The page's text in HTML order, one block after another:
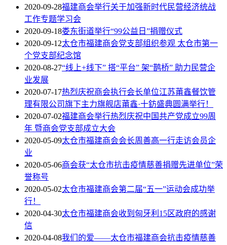
2020-09-28福建商会举行关于加强新时代民营经济统战
工作专题学习会
2020-09-18娄东街道举行“99公益日”捐赠仪式
2020-09-12太仓市福建商会党支部组织参观 太仓市第一
个党支部纪念馆
2020-08-27“线上+线下” 搭“平台” 架“鹊桥” 助力民营企
业发展
2020-07-17热烈庆祝商会执行会长单位江苏莆鑫餐饮管
理有限公司旗下主力旗舰店莆鑫·十鈁盛典圆满举行！
2020-07-02福建商会举行热烈庆祝中国共产党成立99周
年 暨商会党支部成立大会
2020-05-09太仓市福建商会会长周善高一行走访会员企
业
2020-05-06商会获“太仓市抗击疫情慈善捐赠先进单位”荣
誉称号
2020-05-02太仓市福建商会第二届“五一”运动会成功举
行！
2020-04-30太仓市福建商会收到匈牙利15区政府的感谢
信
2020-04-08我们的爱——太仓市福建商会抗击疫情慈善